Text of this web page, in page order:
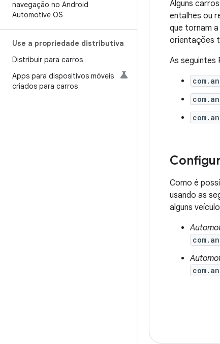
navegação no Android
Automotive OS
Use a propriedade distributiva
Distribuir para carros
Apps para dispositivos móveis
criados para carros
Alguns
entalhes ou
que tornam
orientações
As seguintes
Como é
usando as
alguns